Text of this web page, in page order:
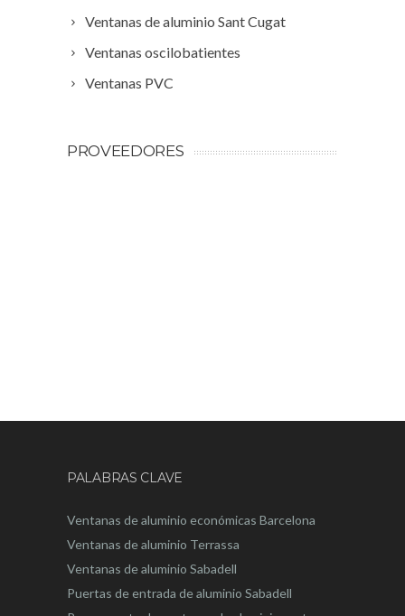
Ventanas de aluminio Sant Cugat
Ventanas oscilobatientes
Ventanas PVC
PROVEEDORES
PALABRAS CLAVE
Ventanas de aluminio económicas Barcelona
Ventanas de aluminio Terrassa
Ventanas de aluminio Sabadell
Puertas de entrada de aluminio Sabadell